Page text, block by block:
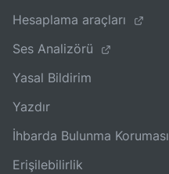
Hesaplama araçları
Ses Analizörü
Yasal Bildirim
Yazdır
İhbarda Bulunma Koruması
Erişilebilirlik